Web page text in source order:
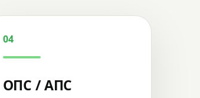
04
ОПС / АПС